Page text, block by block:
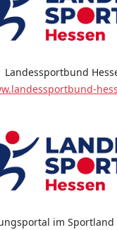
Landessportbund
im Sportland